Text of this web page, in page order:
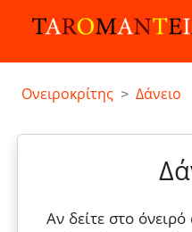
Ονειροκρίτης Δάνειο
Αν δείτε στο όνειρό